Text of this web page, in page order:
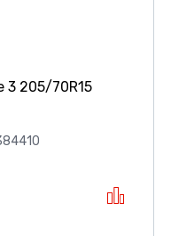
3 205/70R15